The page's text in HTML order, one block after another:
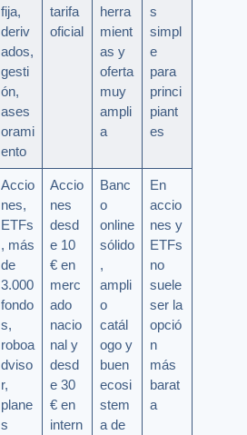
fija,
deriv
ados,
gesti
ón,
ases
orami
ento
tarifa
oficial
herra
mient
as y
oferta
muy
ampli
a
s
simpl
e
para
princi
piant
es
Accio
nes,
ETFs
, más
de
3.000
fondo
s,
roboa
dviso
r,
plane
s
Accio
nes
desd
e 10
€ en
merc
ado
nacio
nal y
desd
e 30
€ en
intern
Banc
o
online
sólido
,
ampli
o
catál
ogo y
buen
ecosi
stem
a de
En
accio
nes y
ETFs
no
suele
ser la
opció
n
más
barat
a